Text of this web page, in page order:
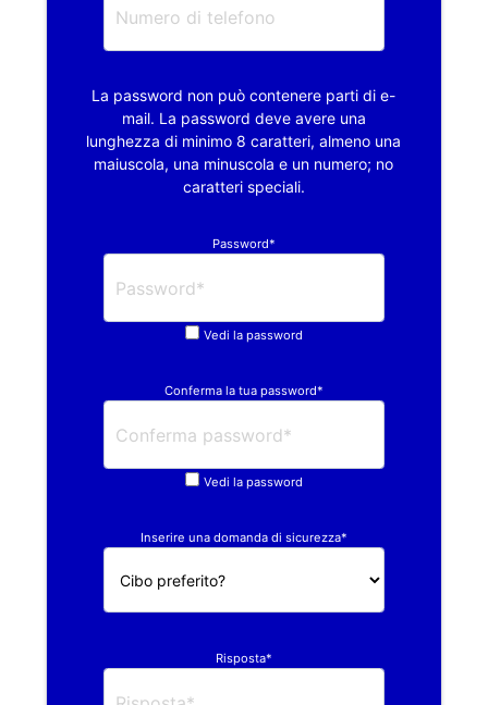
La password non può contenere parti di e-
mail. La password deve avere una
lunghezza di minimo 8 caratteri, almeno una
maiuscola, una minuscola e un numero; no
caratteri speciali.
Password*
Vedi la password
Conferma la tua password*
Vedi la password
Inserire una domanda di sicurezza*
Risposta*